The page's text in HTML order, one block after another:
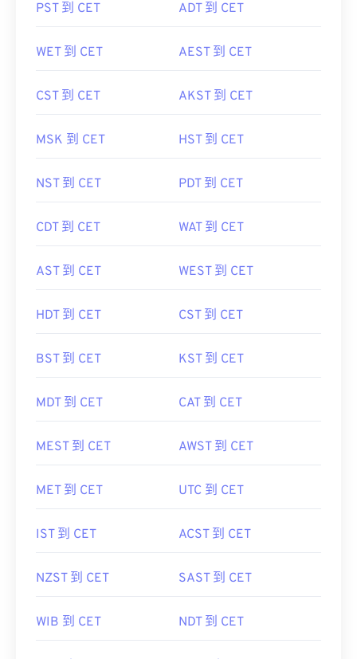
PST 到 CET ADT 到 CET
WET 到 CET AEST 到 CET
CST 到 CET AKST 到 CET
MSK 到 CET HST 到 CET
NST 到 CET PDT 到 CET
CDT 到 CET WAT 到 CET
AST 到 CET WEST 到 CET
HDT 到 CET CST 到 CET
BST 到 CET KST 到 CET
MDT 到 CET CAT 到 CET
MEST 到 CET AWST 到 CET
MET 到 CET UTC 到 CET
IST 到 CET ACST 到 CET
NZST 到 CET SAST 到 CET
WIB 到 CET NDT 到 CET